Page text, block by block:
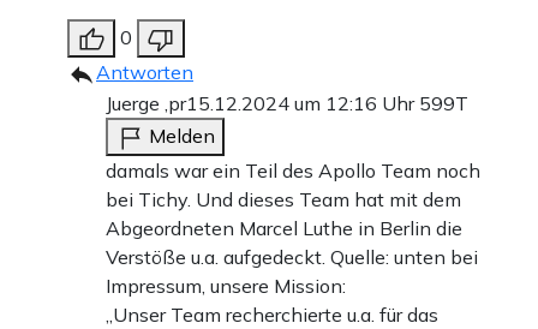
0
Antworten
Juerge ,pr15.12.2024 um 12:16 Uhr 599T
Melden
damals war ein Teil des Apollo Team noch
bei Tichy. Und dieses Team hat mit dem
Abgeordneten Marcel Luthe in Berlin die
Verstöße u.a. aufgedeckt. Quelle: unten bei
Impressum, unsere Mission:
„Unser Team recherchierte u.a. für das